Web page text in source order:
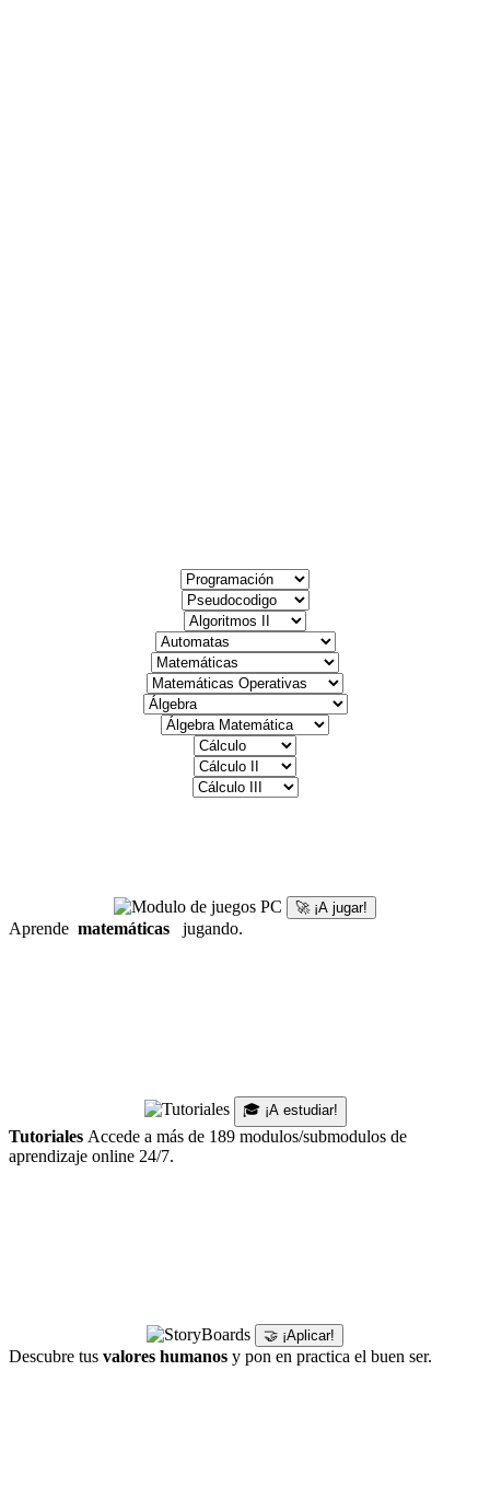
🚀 ¡A jugar!
Aprende matemáticas jugando.
🎓 ¡A estudiar!
Tutoriales Accede a más de 189 modulos/submodulos de
aprendizaje online 24/7.
🤝 ¡Aplicar!
Descubre tus valores humanos y pon en practica el buen ser.